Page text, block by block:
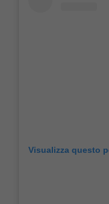
Visualizza questo